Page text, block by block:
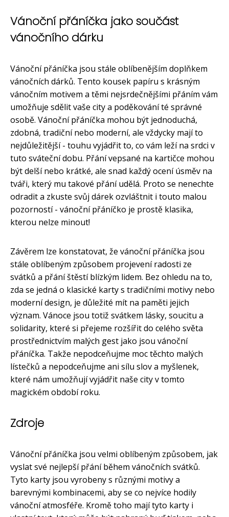
Vánoční přáníčka jako součást
vánočního dárku
Vánoční přáníčka jsou stále oblíbenějším doplňkem
vánočních dárků. Tento kousek papíru s krásným
vánočním motivem a těmi nejsrdečnějšími přáním vám
umožňuje sdělit vaše city a poděkování té správné
osobě. Vánoční přáníčka mohou být jednoduchá,
zdobná, tradiční nebo moderní, ale vždycky mají to
nejdůležitější - touhu vyjádřit to, co vám leží na srdci v
tuto sváteční dobu. Přání vepsané na kartičce mohou
být delší nebo krátké, ale snad každý ocení úsměv na
tváři, který mu takové přání udělá. Proto se nenechte
odradit a zkuste svůj dárek ozvláštnit i touto malou
pozorností - vánoční přáníčko je prostě klasika,
kterou nelze minout!
Závěrem lze konstatovat, že vánoční přáníčka jsou
stále oblíbeným způsobem projevení radosti ze
svátků a přání štěstí blízkým lidem. Bez ohledu na to,
zda se jedná o klasické karty s tradičními motivy nebo
moderní design, je důležité mít na paměti jejich
význam. Vánoce jsou totiž svátkem lásky, soucitu a
solidarity, které si přejeme rozšířit do celého světa
prostřednictvím malých gest jako jsou vánoční
přáníčka. Takže nepodceňujme moc těchto malých
lístečků a nepodceňujme ani sílu slov a myšlenek,
které nám umožňují vyjádřit naše city v tomto
magickém období roku.
Zdroje
Vánoční přáníčka jsou velmi oblíbeným způsobem, jak
vyslat své nejlepší přání během vánočních svátků.
Tyto karty jsou vyrobeny s různými motivy a
barevnými kombinacemi, aby se co nejvíce hodily
vánoční atmosféře. Kromě toho mají tyto karty i